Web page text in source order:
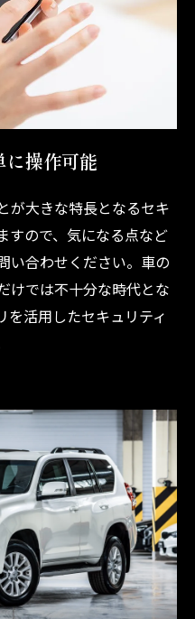
に操作可能
が大きな特長となるセキ
すので、気になる点など
い合わせください。車の
けでは不十分な時代とな
を活用したセキュリティ